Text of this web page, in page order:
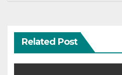
Related Post